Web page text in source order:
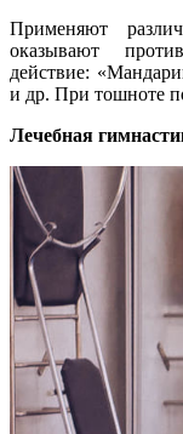
Применяют
оказывают
действие:
и др. При тошноте
Лечебная